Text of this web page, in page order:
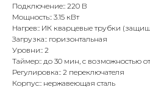
Подключение:: 220 В
Мощность:: 3.15 кВт
Нагрев:: ИК кварцевые трубки
Загрузка:: горизонтальная
Уровни:: 2
Таймер:: до 30 мин, с возможностью
Регулировка:: 2 переключателя
Корпус:: нержавеющая сталь